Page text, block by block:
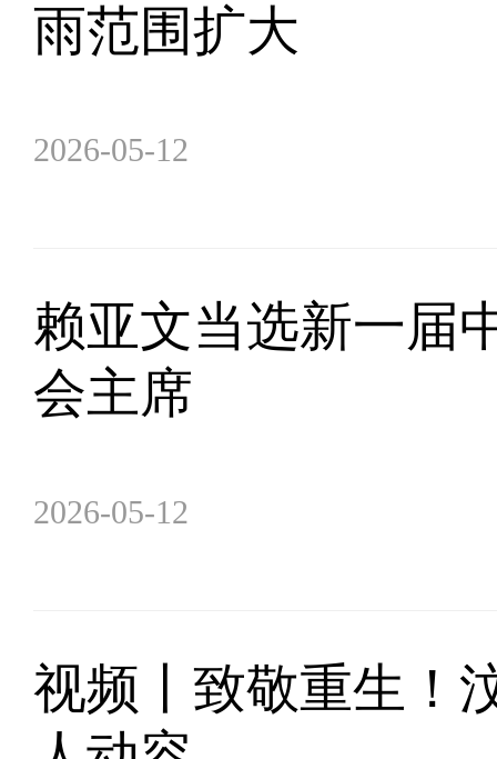
雨范围扩大
2026-05-12
赖亚文当选新一届
会主席
2026-05-12
视频丨致敬重生！